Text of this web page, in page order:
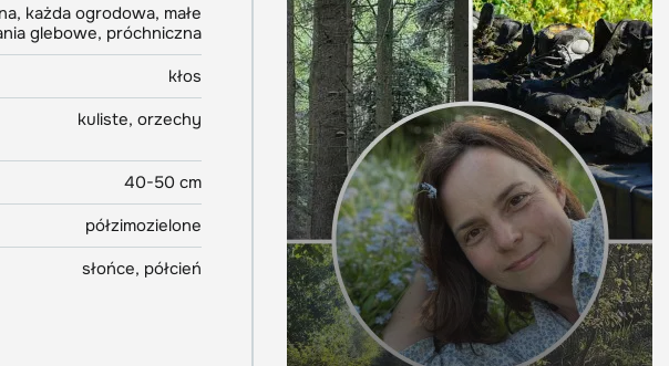
każda ogrodowa, małe
glebowe, próchniczna
kłos
kuliste, orzechy
40-50 cm
półzimozielone
słońce, półcień